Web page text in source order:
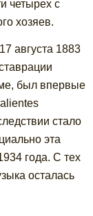
четырех с
хозяев.
августа 1883
был впервые
стало
эта
года. С тех
осталась